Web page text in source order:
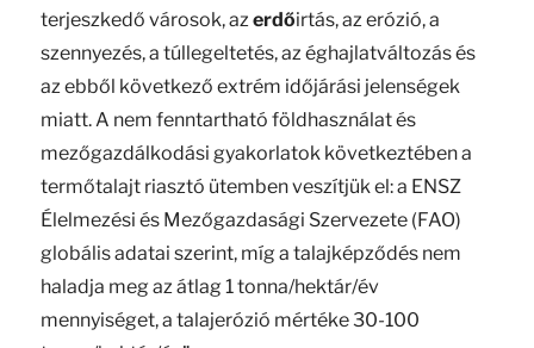
terjeszkedő városok, azerdőirtás, az erózió, a
szennyezés, a túllegeltetés, az éghajlatváltozás és
az ebből következő extrém időjárási jelenségek
miatt. A nem fenntartható földhasználat és
mezőgazdálkodási gyakorlatok következtében a
termőtalajt riasztó ütemben veszítjük el: a ENSZ
Élelmezési és Mezőgazdasági Szervezete (FAO)
globális adatai szerint, míg a talajképződés nem
haladja meg az átlag 1 tonna/hektár/év
mennyiséget, a talajerózió mértéke 30-100